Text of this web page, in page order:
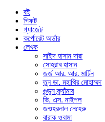
বই
গিফট
গ্যাজেট
কর্পোরেট অর্ডার
লেখক
সাইদ হাসান দারা
সোহরাব হাসান
জর্জ আর. আর. মার্টিন
তুন ডা. মহাথির মোহাম্মদ
গুন্ডুন ক্র্যাঁমার
ভি. এস. নাইপল
জওহরলাল নেহেরু
বারাক ওবামা